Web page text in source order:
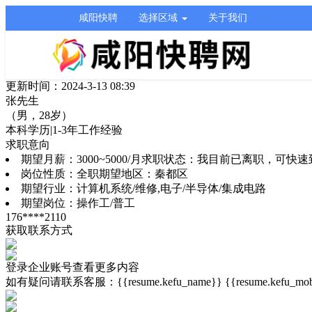
咸阳快聘 选择区域 关于我们
更新时间：2024-3-13 08:39
张先生
（男，28岁）
本科学历|1-3年工作经验
求职意向
期望月薪： 3000~5000/月 求职状态： 我目前已离职，可快速
岗位性质： 全职期望地区： 秦都区
期望行业： 计算机系统/维修,电子/半导体/集成电路
期望岗位： 操作工/普工
176****2110
获取联系方式
登录企业账号查看更多内容
如有疑问请联系客服：{{resume.kefu_name}}